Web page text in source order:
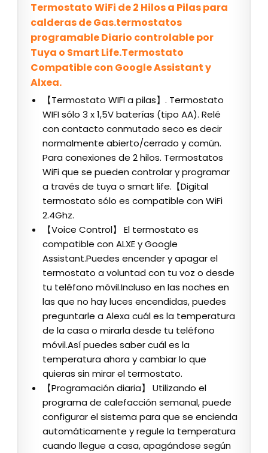
Termostato WiFi de 2 Hilos a Pilas para
calderas de Gas.termostatos
programable Diario controlable por
Tuya o Smart Life.Termostato
Compatible con Google Assistant y
Alxea.
【Termostato WIFI a pilas】. Termostato
WIFI sólo 3 x 1,5V baterías (tipo AA). Relé
con contacto conmutado seco es decir
normalmente abierto/cerrado y común.
Para conexiones de 2 hilos. Termostatos
WiFi que se pueden controlar y programar
a través de tuya o smart life.【Digital
termostato sólo es compatible con WiFi
2.4Ghz.
【Voice Control】 El termostato es
compatible con ALXE y Google
Assistant.Puedes encender y apagar el
termostato a voluntad con tu voz o desde
tu teléfono móvil.Incluso en las noches en
las que no hay luces encendidas, puedes
preguntarle a Alexa cuál es la temperatura
de la casa o mirarla desde tu teléfono
móvil.Así puedes saber cuál es la
temperatura ahora y cambiar lo que
quieras sin mirar el termostato.
【Programación diaria】 Utilizando el
programa de calefacción semanal, puede
configurar el sistema para que se encienda
automáticamente y regule la temperatura
cuando llegue a casa, apagándose según